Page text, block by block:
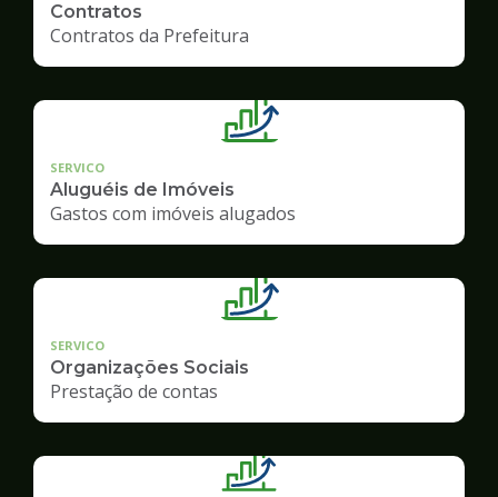
Contratos
Contratos da Prefeitura
SERVICO
Aluguéis de Imóveis
Gastos com imóveis alugados
SERVICO
Organizações Sociais
Prestação de contas
Ilustração